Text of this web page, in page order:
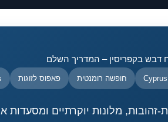
דבש בקפריסין – המדריך השלם
חופשה רומנטית פאפוס לזוגות
זהובות, מלונות יוקרתיים ומסעדות